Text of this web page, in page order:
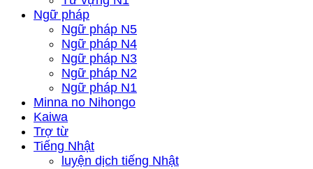
Ngữ pháp
Ngữ pháp N5
Ngữ pháp N4
Ngữ pháp N3
Ngữ pháp N2
Ngữ pháp N1
Minna no Nihongo
Kaiwa
Trợ từ
Tiếng Nhật
luyện dịch tiếng Nhật